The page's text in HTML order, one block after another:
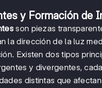
y Formación de
son piezas
la dirección de la luz
Existen dos tipos
y divergentes,
distintas que